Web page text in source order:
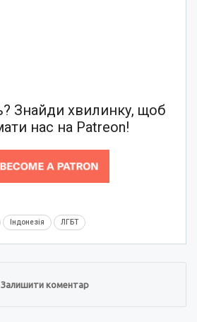
Знайди хвилинку, щоб
нас на Patreon!
Індонезія ЛГБТ
коментар